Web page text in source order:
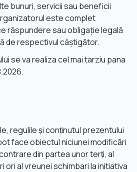
bunuri, servicii sau beneficii
este complet
răspundere sau obligație legală
de respectivul câștigător.
se va realiza cel mai tarziu pana
regulile și conținutul prezentului
face obiectul niciunei modificări
din partea unor terți, al
ori al vreunei schimbari la initiativa